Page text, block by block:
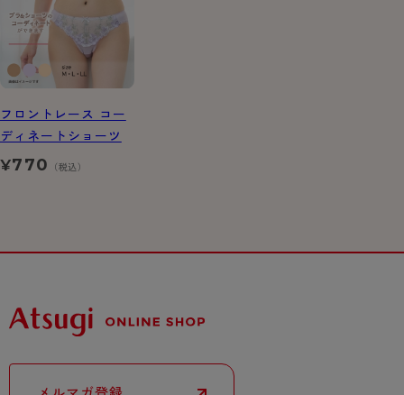
フロントレース コー
ディネートショーツ
¥770 （税込）